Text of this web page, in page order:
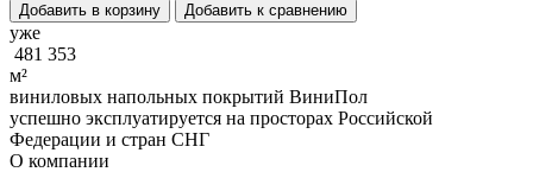
Добавить в корзину Добавить к сравнению
уже
481 353
м²
виниловых напольных покрытий ВиниПол
успешно эксплуатируется на просторах Российской
Федерации и стран СНГ
О компании